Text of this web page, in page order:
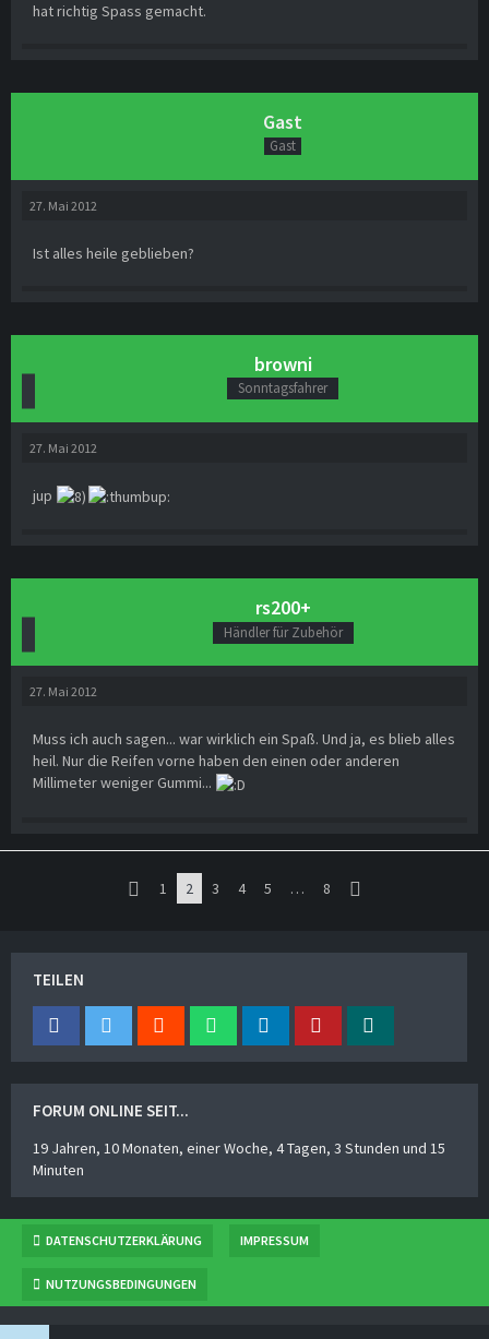
hat richtig Spass gemacht.
Gast
Gast
27. Mai 2012
Ist alles heile geblieben?
browni
Sonntagsfahrer
27. Mai 2012
jup
rs200+
Händler für Zubehör
27. Mai 2012
Muss ich auch sagen... war wirklich ein Spaß. Und ja, es blieb alles
heil. Nur die Reifen vorne haben den einen oder anderen
Millimeter weniger Gummi...
1 2 3 4 5 … 8
TEILEN
FORUM ONLINE SEIT...
19 Jahren, 10 Monaten, einer Woche, 4 Tagen, 3 Stunden und 15
Minuten
DATENSCHUTZERKLÄRUNG IMPRESSUM
NUTZUNGSBEDINGUNGEN